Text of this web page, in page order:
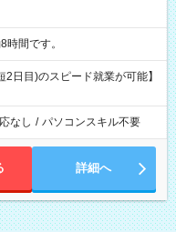
働8時間です。
日目)のスピード就業が可能】
なし / パソコンスキル不要
詳細へ